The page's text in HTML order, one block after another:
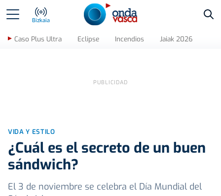
Bizkaia
Caso Plus Ultra Eclipse Incendios Jaiak 2026
VIDA Y ESTILO
¿Cuál es el secreto de un buen
sándwich?
El 3 de noviembre se celebra el Día Mundial del